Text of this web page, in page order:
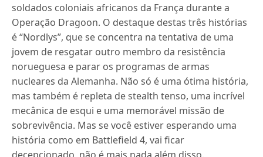
soldados coloniais africanos da França durante a
Operação Dragoon. O destaque destas três histórias
é “Nordlys”, que se concentra na tentativa de uma
jovem de resgatar outro membro da resistência
norueguesa e parar os programas de armas
nucleares da Alemanha. Não só é uma ótima história,
mas também é repleta de stealth tenso, uma incrível
mecânica de esqui e uma memorável missão de
sobrevivência. Mas se você estiver esperando uma
história como em Battlefield 4, vai ficar
decepcionado, não é mais nada além disso.